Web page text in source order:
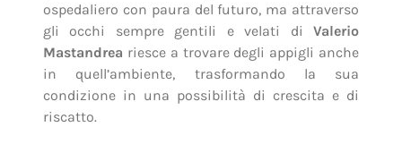
ospedaliero con paura del futuro, ma attraverso
gli occhi sempre gentili e velati diValerio
Mastandrea riesce a trovare degli appigli anche
in quell’ambiente, trasformando la sua
condizione in una possibilità di crescita e di
riscatto.